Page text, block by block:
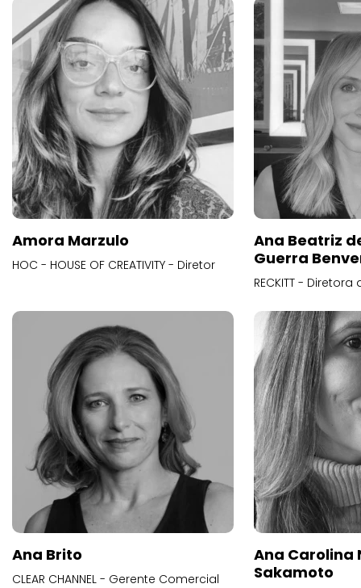
Amora Marzulo
HOC - HOUSE OF CREATIVITY - Diretor
Ana Beatriz
Guerra
RECKITT -
Ana Brito
CLEAR CHANNEL - Gerente Comercial
Ana Carolina
Sakamoto